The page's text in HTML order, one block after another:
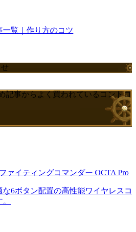
覧｜作り方のコツ
記事からよく買われているコントロ
ァイティングコマンダー OCTA Pro
6ボタン配置の高性能ワイヤレスコ